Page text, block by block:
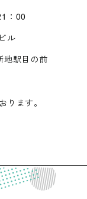
：00
ル
駅目の前
ります。